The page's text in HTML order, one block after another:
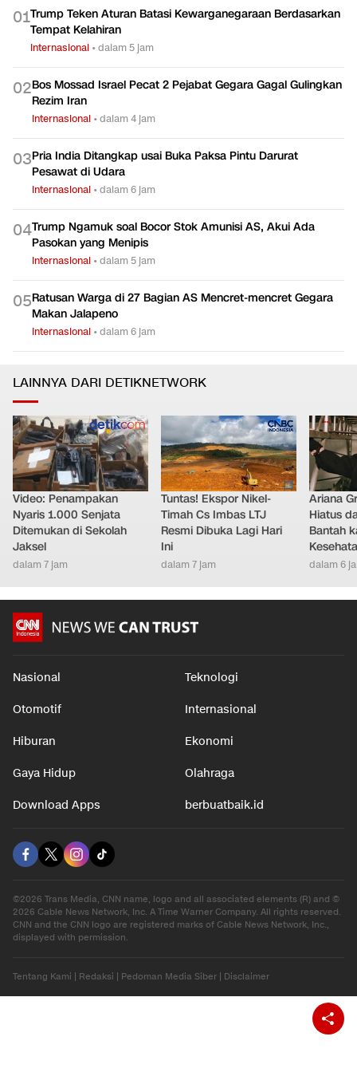
01Trump Teken Aturan Batasi Kewarganegaraan Berdasarkan
Tempat Kelahiran
Internasional •dalam 5 jam
02Bos Mossad Israel Pecat 2 Pejabat Gegara Gagal Gulingkan
Rezim Iran
Internasional •dalam 4 jam
03Pria India Ditangkap usai Buka Paksa Pintu Darurat
Pesawat di Udara
Internasional •dalam 6 jam
04Trump Ngamuk soal Bocor Stok Amunisi AS, Akui Ada
Pasokan yang Menipis
Internasional •dalam 5 jam
05Ratusan Warga di 27 Bagian AS Mencret-mencret Gegara
Makan Jalapeno
Internasional •dalam 6 jam
LAINNYA DARI DETIKNETWORK
Video: Penampakan
Nyaris 1.000 Senjata
Ditemukan di Sekolah
Jaksel
dalam 7 jam
Tuntas! Ekspor Nikel-
Timah Cs Imbas LTJ
Resmi Dibuka Lagi Hari
Ini
dalam 7 jam
Ariana
Hiatus
Bantah
dalam 6
Nasional Teknologi
Otomotif Internasional
Hiburan Ekonomi
Gaya Hidup Olahraga
Download Apps berbuatbaik.id
©2026 Trans Media, CNN name, logo and all associated elements (R) and ©
2026 Cable News Network, Inc. A Time Warner Company. All rights reserved.
CNN and the CNN logo are registered marks of Cable News Network, Inc.,
displayed with permission.
Tentang Kami Redaksi Pedoman Media Siber Disclaimer